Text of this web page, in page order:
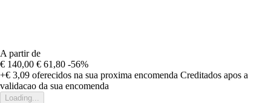
A partir de
€ 140,00 € 61,80 -56%
+€ 3,09 oferecidos na sua proxima encomenda Creditados apos a
validacao da sua encomenda
Loading...